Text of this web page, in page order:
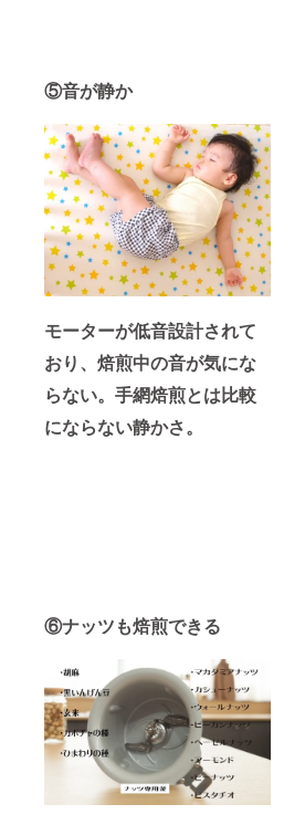
⑤音が静か
モーターが低音設計されて
おり、焙煎中の音が気にな
らない。手網焙煎とは比較
にならない静かさ。
⑥ナッツも焙煎できる